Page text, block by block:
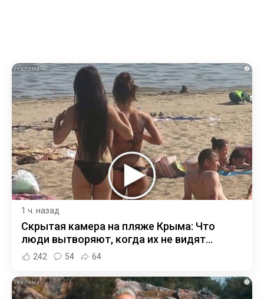
i
1 ч. назад
Скрытая камера на пляже Крыма: Что
люди вытворяют, когда их не видят...
242 54 64
i